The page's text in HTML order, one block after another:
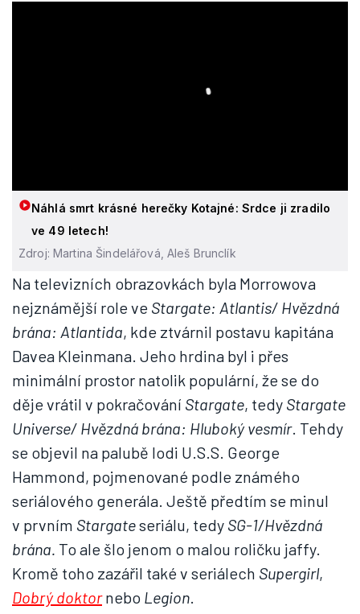
Náhlá smrt krásné herečky Kotajné: Srdce ji zradilo
ve 49 letech!
Zdroj: Martina Šindelářová, Aleš Brunclík
Na televizních obrazovkách byla Morrowova
nejznámější role ve Stargate: Atlantis/ Hvězdná
brána: Atlantida, kde ztvárnil postavu kapitána
Davea Kleinmana. Jeho hrdina byl i přes
minimální prostor natolik populární, že se do
děje vrátil v pokračování Stargate, tedy Stargate
Universe/ Hvězdná brána: Hluboký vesmír. Tehdy
se objevil na palubě lodi U.S.S. George
Hammond, pojmenované podle známého
seriálového generála. Ještě předtím se minul
v prvním Stargateseriálu, tedy SG-1/Hvězdná
brána. To ale šlo jenom o malou roličku jaffy.
Kromě toho zazářil také v seriálech Supergirl,
Dobrý doktornebo Legion.